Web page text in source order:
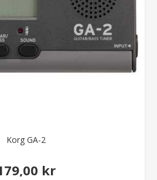
Korg GA-2
kr